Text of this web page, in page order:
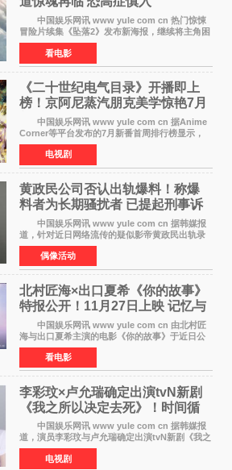
中国娱乐网讯 www yule com cn 热门惊悚
冒险片续集《坠落2》发布新海报，继续将主角困
于绝境高处——这一次，是摇摇欲坠的徒步栈
道。该片将于今年9月2日北美上映，恐高症患者
请提前做好心理
看电影
《二十世纪电气目录》开播即上
榜！京阿尼蒸汽朋克美学惊艳7月
新番季
中国娱乐网讯 www yule com cn 据Anime
Corner等平台发布的7月新番首周排行榜显示，
由京都动画制作的《二十世纪电气目录》在多个
榜单中表现亮眼，位列AniLab全球TOP10第十
名。该剧改编自结
电视剧
黄政民公司否认出轨爆料！称爆
料者为长期骚扰者 已提起刑事诉
中国娱乐网讯 www yule com cn 据韩媒报
道，针对近日网络流传的疑似影帝黄政民出轨录
音及短信爆料，黄政民所属经纪公司于今日正式
发表声明，明确否认相关传闻。 公司表示，
爆料者是一名长
偶像活动
北村匠海×出口夏希《你的故事》
特报公开！11月27日上映 记忆与
初恋的奇幻交织
中国娱乐网讯 www yule com cn 由北村匠
海与出口夏希主演的电影《你的故事》于近日公
开特报影像，正式定档11月27日上映。 本片
改编自三秋缒同名小说，编剧由曾执笔《孤独摇
滚！》的吉田惠
看电影
李彩玟×卢允瑞确定出演tvN新剧
《我之所以决定去死》！时间循
环青春爱情来袭
中国娱乐网讯 www yule com cn 据韩媒报
道，演员李彩玟与卢允瑞确定出演tvN新剧《我之
所以决定去死》，分别担任男女主角。该剧预计
将于明年播出，引发观众期待。 本剧改编自
电视剧